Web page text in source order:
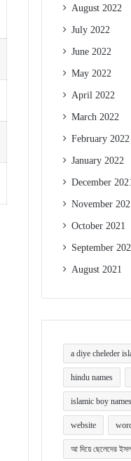
August 2022
July 2022
June 2022
May 2022
April 2022
March 2022
February 2022
January 2022
December
November
October 2021
September
August 2021
a diye cheleder
hindu names
islamic boy names
website
আ দিয়ে ছেলেদের